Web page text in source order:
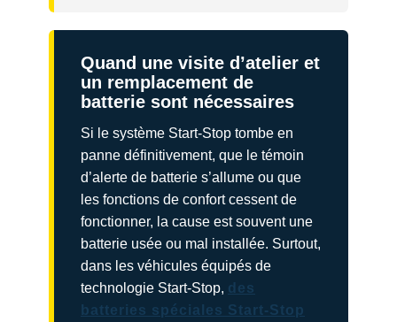
Quand une visite d’atelier et
un remplacement de
batterie sont nécessaires
Si le système Start-Stop tombe en
panne définitivement, que le témoin
d’alerte de batterie s’allume ou que
les fonctions de confort cessent de
fonctionner, la cause est souvent une
batterie usée ou mal installée. Surtout,
dans les véhicules équipés de
technologie Start-Stop, des
batteries spéciales Start-Stop